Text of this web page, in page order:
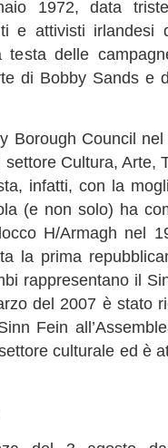
1972, data
e attivisti
delle
di Bobby Sands e
Borough Council
Cultura, Arte,
infatti, con la
(e non solo) ha
H/Armagh nel
la prima
rappresentano il
del 2007 è stato
Fein
culturale ed è